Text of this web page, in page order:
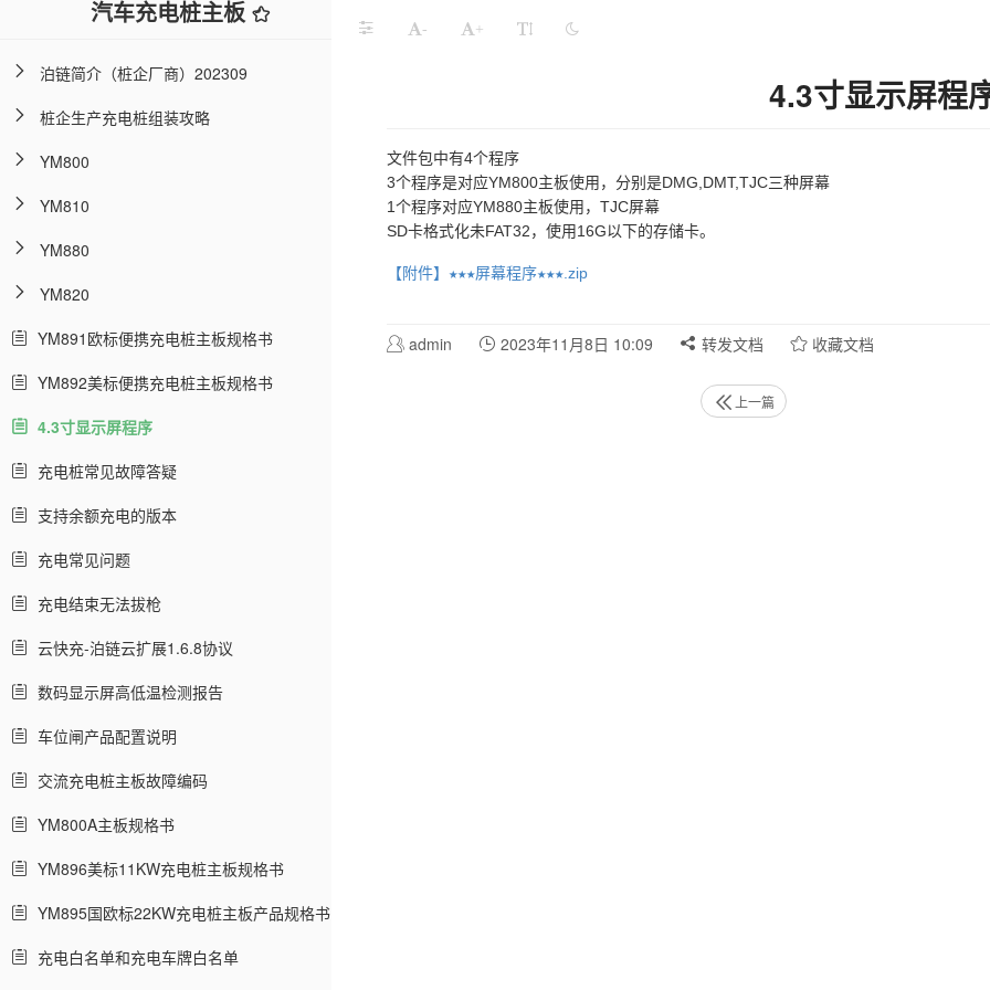
汽车充电桩主板
泊链简介（桩企厂商）202309
桩企生产充电桩组装攻略
YM800
YM810
YM880
YM820
YM891欧标便携充电桩主板规格书
YM892美标便携充电桩主板规格书
4.3寸显示屏程序
充电桩常见故障答疑
支持余额充电的版本
充电常见问题
充电结束无法拔枪
云快充-泊链云扩展1.6.8协议
数码显示屏高低温检测报告
车位闸产品配置说明
交流充电桩主板故障编码
YM800A主板规格书
YM896美标11KW充电桩主板规格书
YM895国欧标22KW充电桩主板产品规格书
充电白名单和充电车牌白名单
- +
4.3寸显示屏程
文件包中有4个程序
3个程序是对应YM800主板使用，分别是DMG,DMT,TJC三种屏幕
1个程序对应YM880主板使用，TJC屏幕
SD卡格式化未FAT32，使用16G以下的存储卡。
【附件】★★★屏幕程序★★★.zip
admin 2023年11月8日 10:09 转发文档 收藏文档
上一篇